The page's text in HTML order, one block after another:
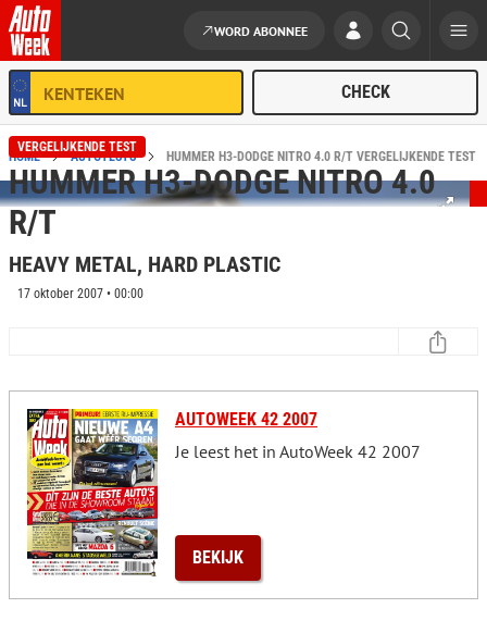
Ga naar de inhoud
WORD ABONNEE
HOME AUTOTESTS HUMMER H3-DODGE NITRO 4.0 R/T VERGELIJKENDE TEST
VERGELIJKENDE TEST
HUMMER H3-DODGE NITRO 4.0
R/T
HEAVY METAL, HARD PLASTIC
17 oktober 2007 • 00:00
AUTOWEEK 42 2007
Je leest het in AutoWeek 42 2007
BEKIJK